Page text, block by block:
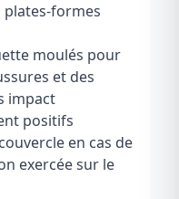
plates-formes
moulés pour
et des
impact
positifs
en cas de
exercée sur le